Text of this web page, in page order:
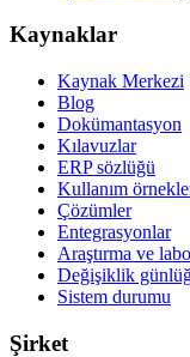
Kaynaklar
Kaynak Merkezi
Blog
Dokümantasyon
Kılavuzlar
ERP sözlüğü
Kullanım
Çözümler
Entegrasyonlar
Araştırma ve
Değişiklik
Sistem durumu
Şirket